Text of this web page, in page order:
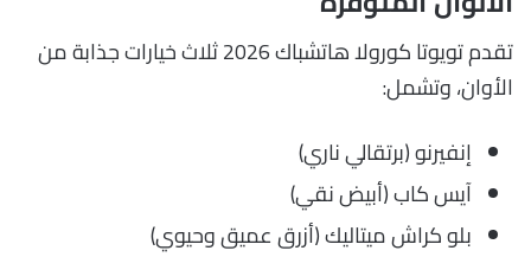
تقدم تويوتا كورولا هاتشباك 2026 ثلاث خيارات جذابة من
الأوان، وتشمل:
إنفيرنو (برتقالي ناري)
آيس كاب (أبيض نقي)
بلو كراش ميتاليك (أزرق عميق وحيوي)